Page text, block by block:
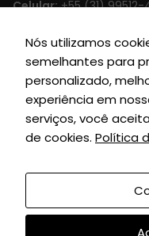
Celular:+55 (31) 99512-
Email:
Horário de
SIGA-NOS
Grupo Britto ©
Nós utilizamos
semelhantes para
personalizado,
experiência em
serviços, você
de cookies. Política